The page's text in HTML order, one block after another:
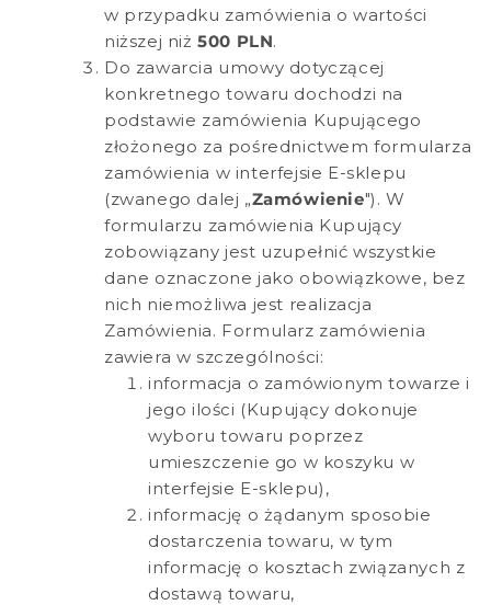
w przypadku zamówienia o wartości
niższej niż500 PLN.
Do zawarcia umowy dotyczącej
konkretnego towaru dochodzi na
podstawie zamówienia Kupującego
złożonego za pośrednictwem formularza
zamówienia w interfejsie E-sklepu
(zwanego dalej „Zamówienie"). W
formularzu zamówienia Kupujący
zobowiązany jest uzupełnić wszystkie
dane oznaczone jako obowiązkowe, bez
nich niemożliwa jest realizacja
Zamówienia. Formularz zamówienia
zawiera w szczególności:
informacja o zamówionym towarze i
jego ilości (Kupujący dokonuje
wyboru towaru poprzez
umieszczenie go w koszyku w
interfejsie E-sklepu),
informację o żądanym sposobie
dostarczenia towaru, w tym
informację o kosztach związanych z
dostawą towaru,